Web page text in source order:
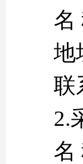
2.